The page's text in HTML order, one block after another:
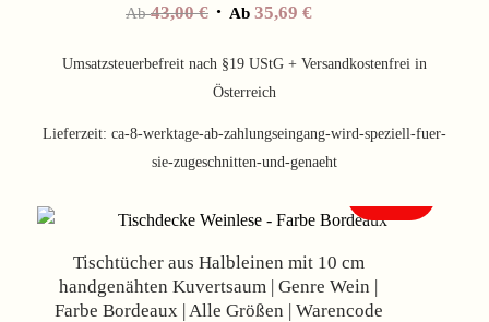
Ab43,00€ Ab 35,69 €
Umsatzsteuerbefreit nach §19 UStG + Versandkostenfrei in
Österreich
Lieferzeit: ca-8-werktage-ab-zahlungseingang-wird-speziell-fuer-
sie-zugeschnitten-und-genaeht
Tischtücher aus Halbleinen mit 10 cm
handgenähten Kuvertsaum | Genre Wein |
Farbe Bordeaux | Alle Größen | Warencode